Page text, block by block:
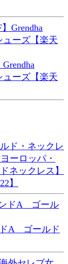
ューズ【楽天
ド・ネックレ
ーロッパ・
ネックレス】
】
ドA ゴールド